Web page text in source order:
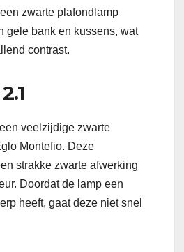
zwarte plafondlamp
gele bank en kussens, wat
contrast.
veelzijdige zwarte
Montefio. Deze
strakke zwarte afwerking
Doordat de lamp een
heeft, gaat deze niet snel